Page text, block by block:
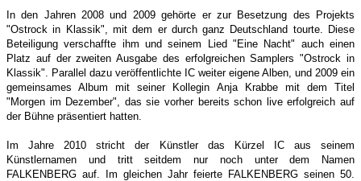
In den Jahren 2008 und 2009 gehörte er zur Besetzung des Projekts
"Ostrock in Klassik", mit dem er durch ganz Deutschland tourte. Diese
Beteiligung verschaffte ihm und seinem Lied "Eine Nacht" auch einen
Platz auf der zweiten Ausgabe des erfolgreichen Samplers "Ostrock in
Klassik". Parallel dazu veröffentlichte IC weiter eigene Alben, und 2009 ein
gemeinsames Album mit seiner Kollegin Anja Krabbe mit dem Titel
"Morgen im Dezember", das sie vorher bereits schon live erfolgreich auf
der Bühne präsentiert hatten.
Im Jahre 2010 stricht der Künstler das Kürzel IC aus seinem
Künstlernamen und tritt seitdem nur noch unter dem Namen
FALKENBERG auf. Im gleichen Jahr feierte FALKENBERG seinen 50.